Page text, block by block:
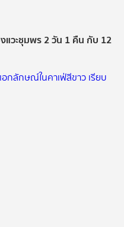
แวะชุมพร 2 วัน 1 คืน กับ 12